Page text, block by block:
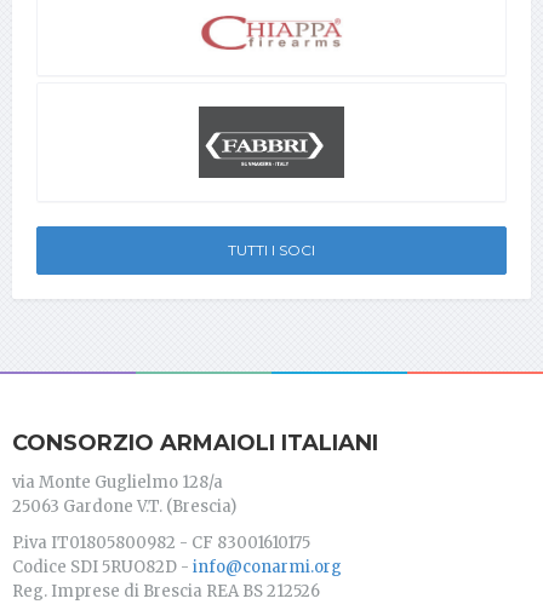
TUTTI I SOCI
CONSORZIO ARMAIOLI ITALIANI
via Monte Guglielmo 128/a
25063 Gardone V.T. (Brescia)
P.iva IT01805800982 - CF 83001610175
Codice SDI 5RUO82D - info@conarmi.org
Reg. Imprese di Brescia REA BS 212526